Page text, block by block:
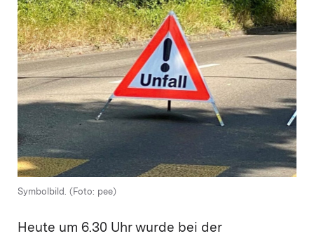
Symbolbild. (Foto: pee)
Heute um 6.30 Uhr wurde bei der